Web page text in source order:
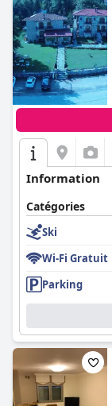
l'ensemble, les
avec les
destination idéale
Information
Catégories
Ski
Wi-Fi Gratuit
Parking